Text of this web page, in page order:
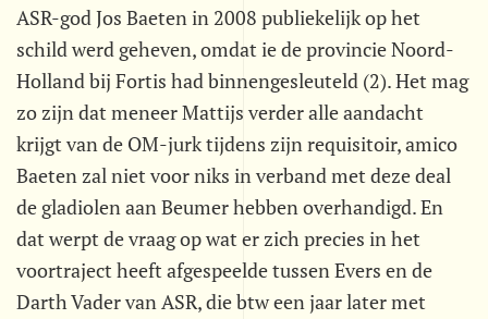
ASR-god Jos Baeten in 2008 publiekelijk op het
schild werd geheven, omdat ie de provincie Noord-
Holland bij Fortis had binnengesleuteld (2). Het mag
zo zijn dat meneer Mattijs verder alle aandacht
krijgt van de OM-jurk tijdens zijn requisitoir, amico
Baeten zal niet voor niks in verband met deze deal
de gladiolen aan Beumer hebben overhandigd. En
dat werpt de vraag op wat er zich precies in het
voortraject heeft afgespeelde tussen Evers en de
Darth Vader van ASR, die btw een jaar later met